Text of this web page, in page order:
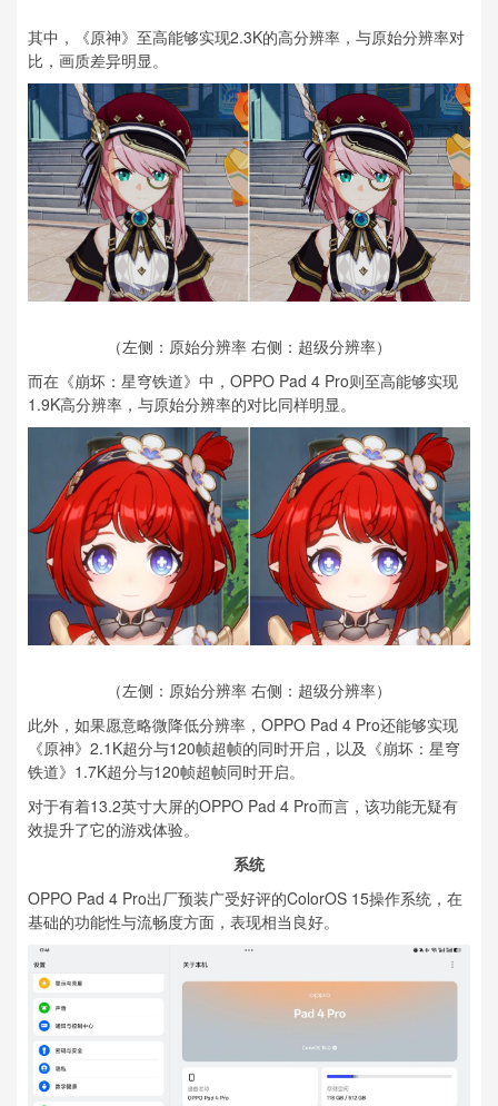
其中，《原神》至高能够实现2.3K的高分辨率，与原始分辨率对
比，画质差异明显。
（左侧：原始分辨率 右侧：超级分辨率）
而在《崩坏：星穹铁道》中，OPPO Pad 4 Pro则至高能够实现
1.9K高分辨率，与原始分辨率的对比同样明显。
（左侧：原始分辨率 右侧：超级分辨率）
此外，如果愿意略微降低分辨率，OPPO Pad 4 Pro还能够实现
《原神》2.1K超分与120帧超帧的同时开启，以及《崩坏：星穹
铁道》1.7K超分与120帧超帧同时开启。
对于有着13.2英寸大屏的OPPO Pad 4 Pro而言，该功能无疑有
效提升了它的游戏体验。
系统
OPPO Pad 4 Pro出厂预装广受好评的ColorOS 15操作系统，在
基础的功能性与流畅度方面，表现相当良好。